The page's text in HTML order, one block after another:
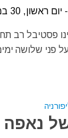
פסטיבל רב
שלושה